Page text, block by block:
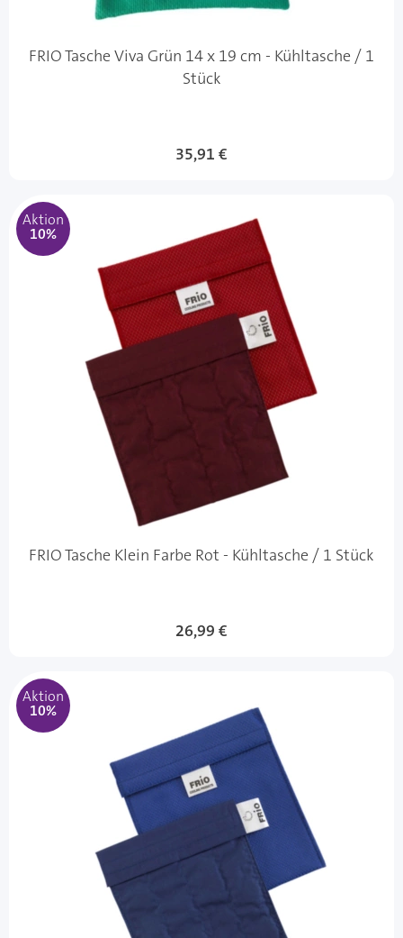
FRIO Tasche Viva Grün 14 x 19 cm - Kühltasche / 1
Stück
Sonderangebot
35,91 €
Aktion
10%
FRIO Tasche Klein Farbe Rot - Kühltasche / 1 Stück
Sonderangebot
26,99 €
Aktion
10%